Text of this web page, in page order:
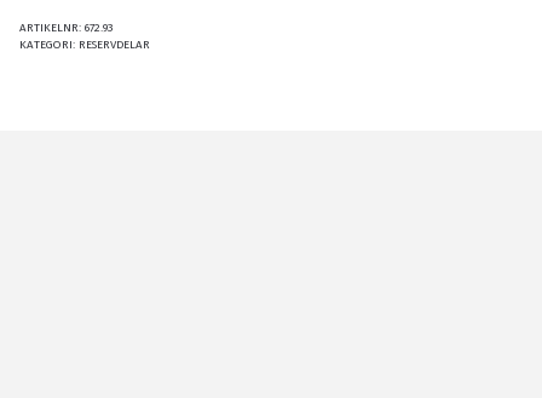
ARTIKELNR: 672.93
KATEGORI: RESERVDELAR